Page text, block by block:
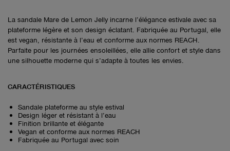
La sandale Mare de Lemon Jelly incarne l’élégance estivale avec sa
plateforme légère et son design éclatant. Fabriquée au Portugal, elle
est vegan, résistante à l’eau et conforme aux normes REACH.
Parfaite pour les journées ensoleillées, elle allie confort et style dans
une silhouette moderne qui s’adapte à toutes les envies.
CARACTÉRISTIQUES
Sandale plateforme au style estival
Design léger et résistant à l’eau
Finition brillante et élégante
Vegan et conforme aux normes REACH
Fabriquée au Portugal avec soin